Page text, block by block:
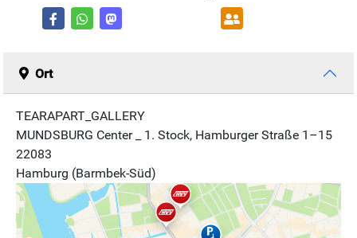
Ort
TEARAPART_GALLERY
MUNDSBURG Center _ 1. Stock, Hamburger Straße 1–15
22083
Hamburg (Barmbek-Süd)